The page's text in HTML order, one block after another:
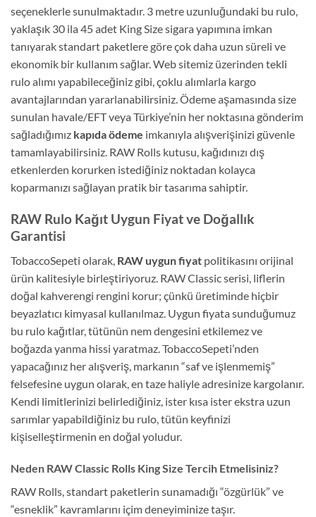
seçeneklerle sunulmaktadır. 3 metre uzunluğundaki bu rulo,
yaklaşık 30 ila 45 adet King Size sigara yapımına imkan
tanıyarak standart paketlere göre çok daha uzun süreli ve
ekonomik bir kullanım sağlar. Web sitemiz üzerinden tekli
rulo alımı yapabileceğiniz gibi, çoklu alımlarla kargo
avantajlarından yararlanabilirsiniz. Ödeme aşamasında size
sunulan havale/EFT veya Türkiye’nin her noktasına gönderim
sağladığımız kapıda ödeme imkanıyla alışverişinizi güvenle
tamamlayabilirsiniz. RAW Rolls kutusu, kağıdınızı dış
etkenlerden korurken istediğiniz noktadan kolayca
koparmanızı sağlayan pratik bir tasarıma sahiptir.
RAW Rulo Kağıt Uygun Fiyat ve Doğallık
Garantisi
TobaccoSepeti olarak, RAW uygun fiyat politikasını orijinal
ürün kalitesiyle birleştiriyoruz. RAW Classic serisi, liflerin
doğal kahverengi rengini korur; çünkü üretiminde hiçbir
beyazlatıcı kimyasal kullanılmaz. Uygun fiyata sunduğumuz
bu rulo kağıtlar, tütünün nem dengesini etkilemez ve
boğazda yanma hissi yaratmaz. TobaccoSepeti’nden
yapacağınız her alışveriş, markanın “saf ve işlenmemiş”
felsefesine uygun olarak, en taze haliyle adresinize kargolanır.
Kendi limitlerinizi belirlediğiniz, ister kısa ister ekstra uzun
sarımlar yapabildiğiniz bu rulo, tütün keyfinizi
kişiselleştirmenin en doğal yoludur.
Neden RAW Classic Rolls King Size Tercih Etmelisiniz?
RAW Rolls, standart paketlerin sunamadığı “özgürlük” ve
“esneklik” kavramlarını içim deneyiminize taşır.